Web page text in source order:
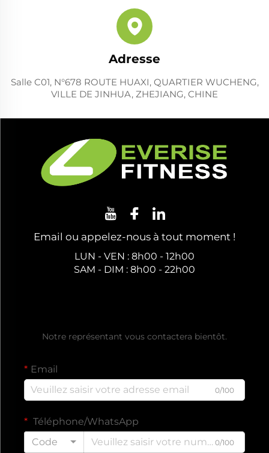
Adresse
Salle C01, N°678 ROUTE HUAXI, QUARTIER WUCHENG,
VILLE DE JINHUA, ZHEJIANG, CHINE
Email ou appelez-nous à tout moment !
LUN - VEN : 8h00 - 12h00
SAM - DIM : 8h00 - 22h00
Notre représentant vous contactera bientôt.
Email
0/100
Téléphone/WhatsApp
Code
0/100